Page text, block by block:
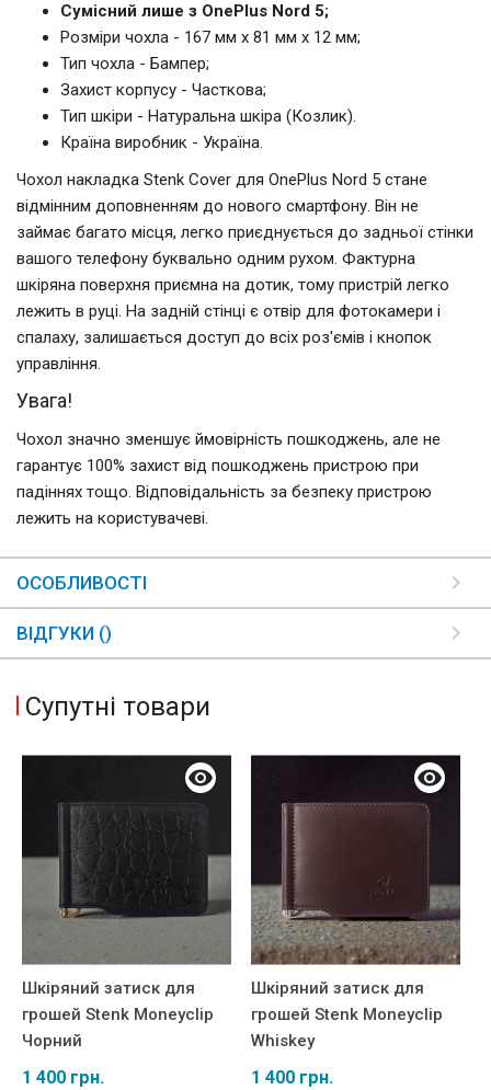
Сумісний лише з OnePlus Nord 5;
Розміри чохла - 167 мм x 81 мм x 12 мм;
Тип чохла - Бампер;
Захист корпусу - Часткова;
Тип шкіри - Натуральна шкіра (Козлик).
Країна виробник - Україна.
Чохол накладка Stenk Cover для OnePlus Nord 5 стане
відмінним доповненням до нового смартфону. Він не
займає багато місця, легко приєднується до задньої стінки
вашого телефону буквально одним рухом. Фактурна
шкіряна поверхня приємна на дотик, тому пристрій легко
лежить в руці. На задній стінці є отвір для фотокамери і
спалаху, залишається доступ до всіх роз'ємів і кнопок
управління.
Увага!
Чохол значно зменшує ймовірність пошкоджень, але не
гарантує 100% захист від пошкоджень пристрою при
падіннях тощо. Відповідальність за безпеку пристрою
лежить на користувачеві.
ОСОБЛИВОСТІ
ВІДГУКИ ()
Супутні товари
Шкіряний затиск для
грошей Stenk Moneyclip
Чорний
1 400 грн.
Шкіряний затиск для
грошей Stenk Moneyclip
Whiskey
1 400 грн.